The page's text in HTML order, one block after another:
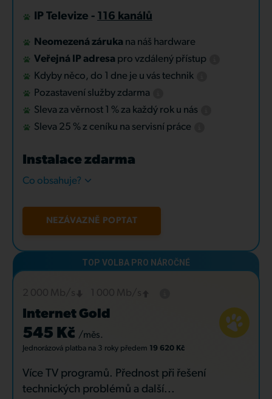
IP Televize - 116 kanálů
Neomezená záruka na náš hardware
Veřejná IP adresa pro vzdálený přístup
Kdyby něco, do 1 dne je u vás technik
Pozastavení služby zdarma
Sleva za věrnost 1 % za každý rok u nás
Sleva 25 % z ceníku na servisní práce
Instalace zdarma
Co obsahuje?
NEZÁVAZNĚ POPTAT
Internet Gold
545 Kč /měs.
Jednorázová platba na 3 roky předem 19 620 Kč
Více TV programů. Přednost při řešení
technických problémů a další...